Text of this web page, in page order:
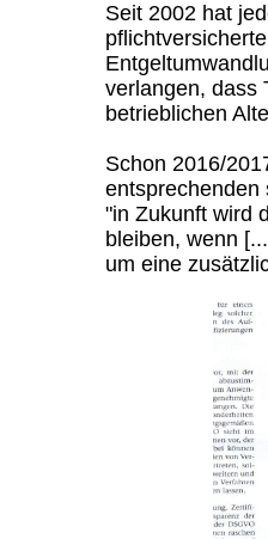
Seit 2002 hat
verlangen, dass
betrieblichen
Schon 2016/
entsprechenden
"in Zukunft wird
bleiben, wenn
um eine